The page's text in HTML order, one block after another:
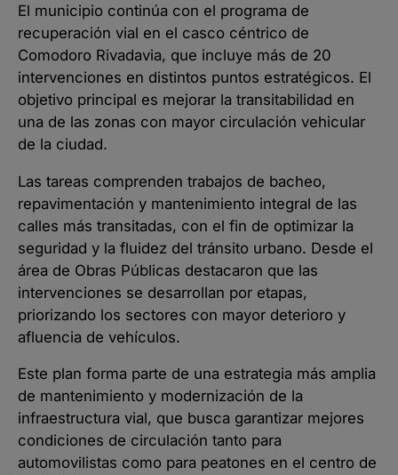
El municipio continúa con el programa de
recuperación vial en el casco céntrico de
Comodoro Rivadavia, que incluye más de 20
intervenciones en distintos puntos estratégicos. El
objetivo principal es mejorar la transitabilidad en
una de las zonas con mayor circulación vehicular
de la ciudad.
Las tareas comprenden trabajos de bacheo,
repavimentación y mantenimiento integral de las
calles más transitadas, con el fin de optimizar la
seguridad y la fluidez del tránsito urbano. Desde el
área de Obras Públicas destacaron que las
intervenciones se desarrollan por etapas,
priorizando los sectores con mayor deterioro y
afluencia de vehículos.
Este plan forma parte de una estrategia más amplia
de mantenimiento y modernización de la
infraestructura vial, que busca garantizar mejores
condiciones de circulación tanto para
automovilistas como para peatones en el centro de